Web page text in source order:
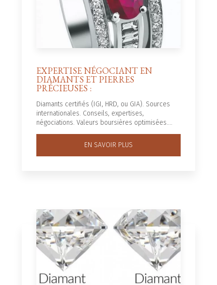
EXPERTISE NÉGOCIANT EN
DIAMANTS ET PIERRES
PRÉCIEUSES :
Diamants certifiés (IGI, HRD, ou GIA). Sources
internationales. Conseils, expertises,
négociations. Valeurs boursières optimisées....
EN SAVOIR PLUS